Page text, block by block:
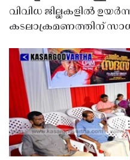
വിവിധ ജില്ലകളിൽ
കടലാക്രമണത്തിന്